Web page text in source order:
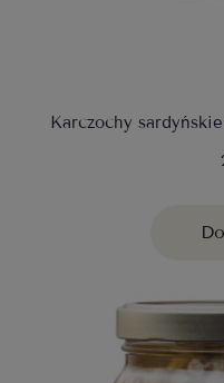
Karczochy